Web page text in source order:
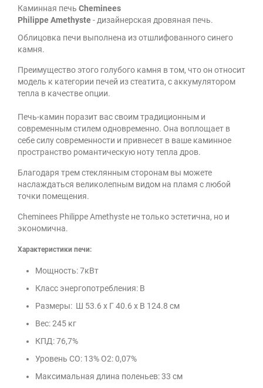
Каминная печь Cheminees
Philippe Amethyste- дизайнерская дровяная печь.
Облицовка печи выполнена из отшлифованного синего
камня.
Преимущество этого голубого камня в том, что он относит
модель к категории печей из стеатита, с аккумулятором
тепла в качестве опции.
Печь-камин поразит вас своим традиционным и
современным стилем одновременно. Она воплощает в
себе силу современности и привнесет в ваше каминное
пространство романтическую ноту тепла дров.
Благодаря трем стеклянным сторонам вы можете
наслаждаться великолепным видом на пламя с любой
точки помещения.
Cheminees Philippe Amethyste не только эстетична, но и
экономична.
Характеристики печи:
Мощность: 7кВт
Класс энергопотребления: B
Размеры: Ш 53.6 x Г 40.6 x В 124.8 см
Вес: 245 кг
КПД: 76,7%
Уровень CO: 13% O2: 0,07%
Максимальная длина поленьев: 33 см